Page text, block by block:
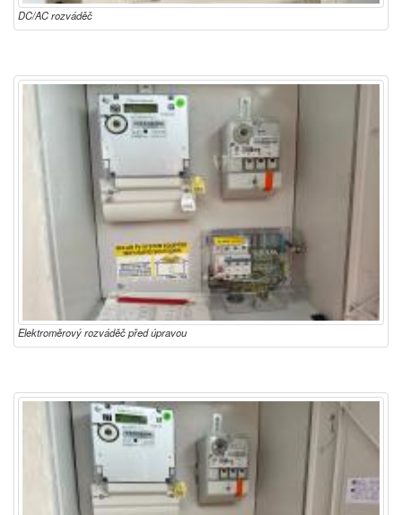
DC/AC rozváděč
Elektroměrový rozváděč před úpravou